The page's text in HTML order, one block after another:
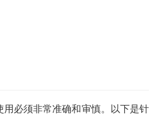
必须非常准确和审慎。以下是针